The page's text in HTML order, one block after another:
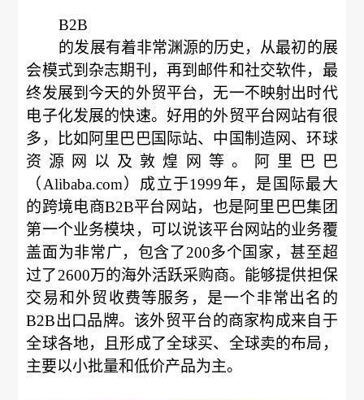
B2B
的发展有着非常渊源的历史，从最初的展
会模式到杂志期刊，再到邮件和社交软件，最
终发展到今天的外贸平台，无一不映射出时代
电子化发展的快速。好用的外贸平台网站有很
多，比如阿里巴巴国际站、中国制造网、环球
资源网以及敦煌网等。阿里巴巴
（Alibaba.com）成立于1999年，是国际最大
的跨境电商B2B平台网站，也是阿里巴巴集团
第一个业务模块，可以说该平台网站的业务覆
盖面为非常广，包含了200多个国家，甚至超
过了2600万的海外活跃采购商。能够提供担保
交易和外贸收费等服务，是一个非常出名的
B2B出口品牌。该外贸平台的商家构成来自于
全球各地，且形成了全球买、全球卖的布局，
主要以小批量和低价产品为主。